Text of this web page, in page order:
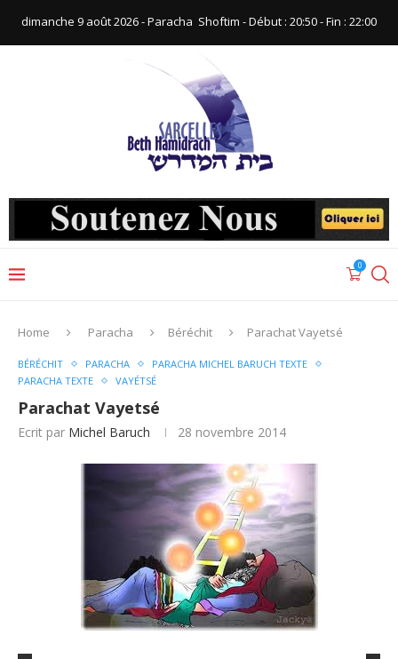
dimanche 9 août 2026 - Paracha ‪ Shoftim‬ - Début : 20:50‬ - Fin : ‪22:00‬
0
Home Paracha Béréchit Parachat Vayetsé
BÉRÉCHIT PARACHA
PARACHA MICHEL BARUCH TEXTE
PARACHA TEXTE
VAYÉTSÉ
Parachat Vayetsé
Ecrit par Michel Baruch 28 novembre 2014